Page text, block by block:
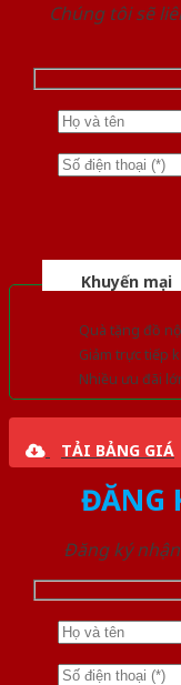
Chúng tôi sẽ
Khuyến mại
Quà tặng đồ
Giảm trực tiếp
Nhiều ưu đãi
TẢI BẢNG GIÁ
ĐĂNG
Đăng ký